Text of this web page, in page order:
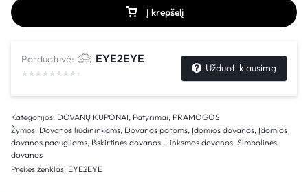
Į krepšelį
Parduotuvė: EYE2EYE
Užduoti klausimą
Kategorijos: DOVANŲ KUPONAI, Patyrimai, PRAMOGOS
Žymos: Dovanos liūdininkams, Dovanos poroms, Įdomios dovanos, Įdomios
dovanos paaugliams, Išskirtinės dovanos, Linksmos dovanos, Simbolinės
dovanos
Prekės ženklas: EYE2EYE